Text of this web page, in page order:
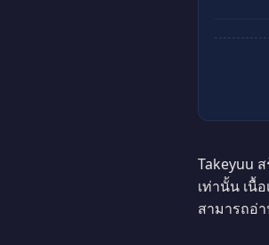
Takeyuu
เท่านั้น เนื้
สามารถอ่